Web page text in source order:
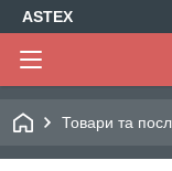
ASTEX
Товари та